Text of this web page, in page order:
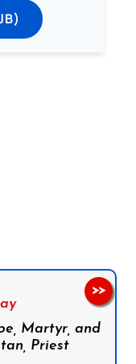
Martyr, and
Priest
>>